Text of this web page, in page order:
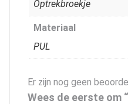
Optrekbroekje
Materiaal
PUL
Er zijn nog geen
Wees de eerste om